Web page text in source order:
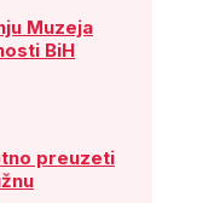
Muzeja
BiH
preuzeti